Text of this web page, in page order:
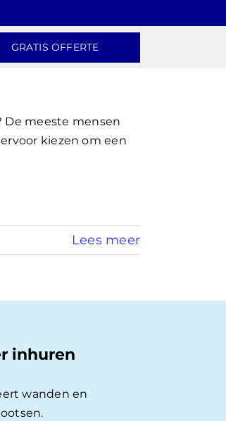
GRATIS OFFERTE
De meeste mensen
kiezen om een
Lees meer
inhuren
wanden en